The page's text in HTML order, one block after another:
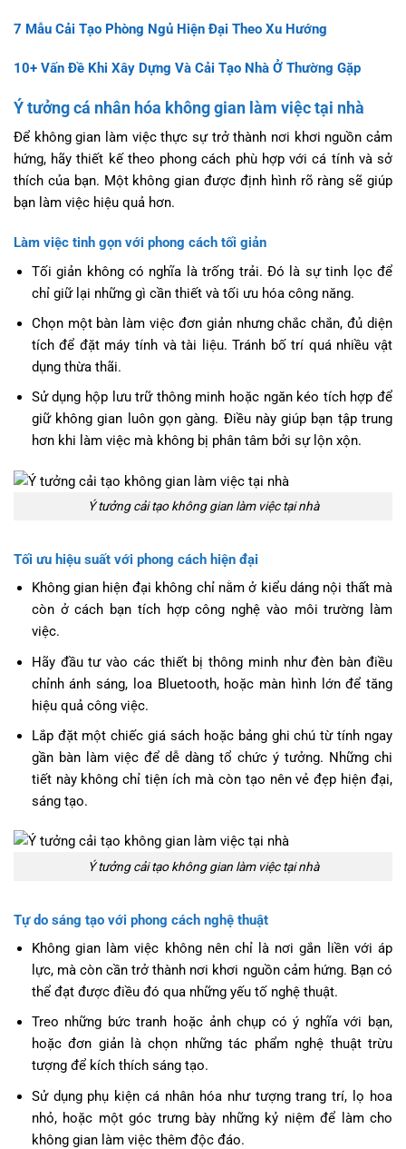
7 Mẫu Cải Tạo Phòng Ngủ Hiện Đại Theo Xu Hướng
10+ Vấn Đề Khi Xây Dựng Và Cải Tạo Nhà Ở Thường Gặp
Ý tưởng cá nhân hóa không gian làm việc tại nhà
Để không gian làm việc thực sự trở thành nơi khơi nguồn cảm
hứng, hãy thiết kế theo phong cách phù hợp với cá tính và sở
thích của bạn. Một không gian được định hình rõ ràng sẽ giúp
bạn làm việc hiệu quả hơn.
Làm việc tinh gọn với phong cách tối giản
Tối giản không có nghĩa là trống trải. Đó là sự tinh lọc để
chỉ giữ lại những gì cần thiết và tối ưu hóa công năng.
Chọn một bàn làm việc đơn giản nhưng chắc chắn, đủ diện
tích để đặt máy tính và tài liệu. Tránh bố trí quá nhiều vật
dụng thừa thãi.
Sử dụng hộp lưu trữ thông minh hoặc ngăn kéo tích hợp để
giữ không gian luôn gọn gàng. Điều này giúp bạn tập trung
hơn khi làm việc mà không bị phân tâm bởi sự lộn xộn.
Ý tưởng cải tạo không gian làm việc tại nhà
Tối ưu hiệu suất với phong cách hiện đại
Không gian hiện đại không chỉ nằm ở kiểu dáng nội thất mà
còn ở cách bạn tích hợp công nghệ vào môi trường làm
việc.
Hãy đầu tư vào các thiết bị thông minh như đèn bàn điều
chỉnh ánh sáng, loa Bluetooth, hoặc màn hình lớn để tăng
hiệu quả công việc.
Lắp đặt một chiếc giá sách hoặc bảng ghi chú từ tính ngay
gần bàn làm việc để dễ dàng tổ chức ý tưởng. Những chi
tiết này không chỉ tiện ích mà còn tạo nên vẻ đẹp hiện đại,
sáng tạo.
Ý tưởng cải tạo không gian làm việc tại nhà
Tự do sáng tạo với phong cách nghệ thuật
Không gian làm việc không nên chỉ là nơi gắn liền với áp
lực, mà còn cần trở thành nơi khơi nguồn cảm hứng. Bạn có
thể đạt được điều đó qua những yếu tố nghệ thuật.
Treo những bức tranh hoặc ảnh chụp có ý nghĩa với bạn,
hoặc đơn giản là chọn những tác phẩm nghệ thuật trừu
tượng để kích thích sáng tạo.
Sử dụng phụ kiện cá nhân hóa như tượng trang trí, lọ hoa
nhỏ, hoặc một góc trưng bày những kỷ niệm để làm cho
không gian làm việc thêm độc đáo.